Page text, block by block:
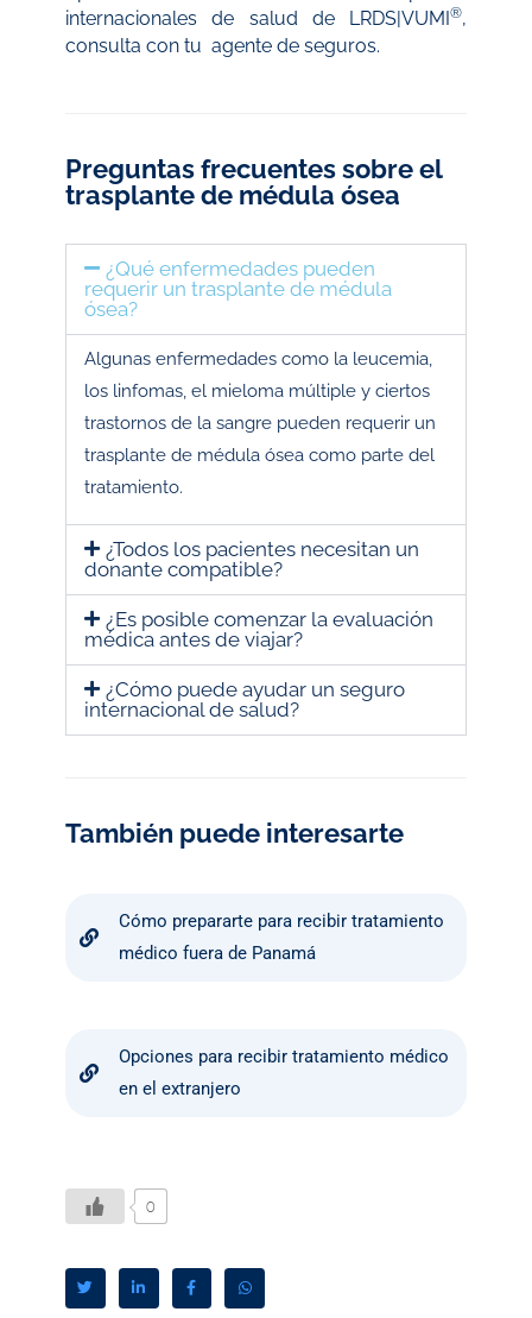
internacionales de salud de LRDS|VUMI®,
consulta con tu agente de seguros.
Preguntas frecuentes sobre el
trasplante de médula ósea
¿Qué enfermedades pueden
requerir un trasplante de médula
ósea?
Algunas enfermedades como la leucemia,
los linfomas, el mieloma múltiple y ciertos
trastornos de la sangre pueden requerir un
trasplante de médula ósea como parte del
tratamiento.
¿Todos los pacientes necesitan un
donante compatible?
¿Es posible comenzar la evaluación
médica antes de viajar?
¿Cómo puede ayudar un seguro
internacional de salud?
También puede interesarte
Cómo prepararte para recibir tratamiento
médico fuera de Panamá
Opciones para recibir tratamiento médico
en el extranjero
0